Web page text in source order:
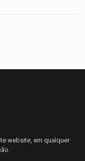
website, em qualquer